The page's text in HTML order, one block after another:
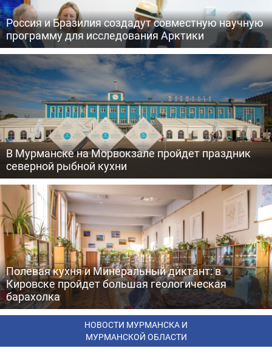
Россия и Бразилия создадут совместную научную
программу для исследования Арктики
В Мурманске на Морвокзале пройдет праздник
северной рыбной кухни
Полевая кухня и Минеральный диктант: в
Кировске пройдет большая геологическая
барахолка
НОВОСТИ МУРМАНСКА И
МУРМАНСКОЙ ОБЛАСТИ